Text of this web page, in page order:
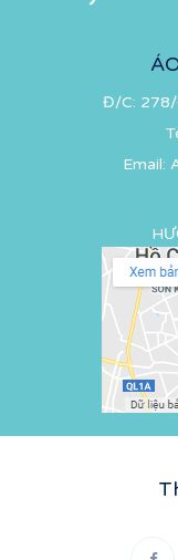
Đ/C: 278/
Email: